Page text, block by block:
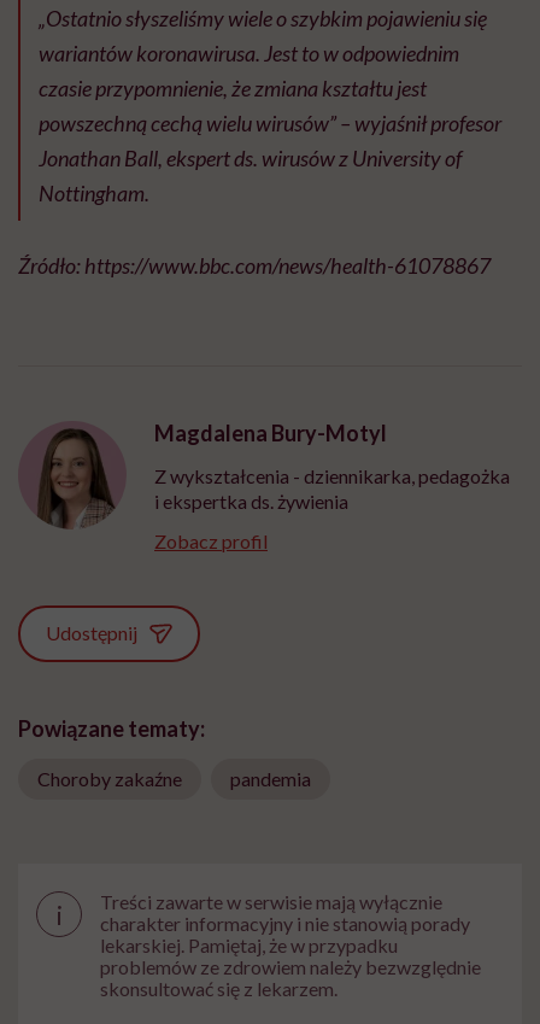
„Ostatnio słyszeliśmy wiele o szybkim pojawieniu się
wariantów koronawirusa. Jest to w odpowiednim
czasie przypomnienie, że zmiana kształtu jest
powszechną cechą wielu wirusów” – wyjaśnił profesor
Jonathan Ball, ekspert ds. wirusów z University of
Nottingham.
Źródło: https://www.bbc.com/news/health-61078867
Magdalena Bury-Motyl
Z wykształcenia - dziennikarka, pedagożka
i ekspertka ds. żywienia
Zobacz profil
Udostępnij
Powiązane tematy:
Choroby zakaźne pandemia
i
Treści zawarte w serwisie mają wyłącznie
charakter informacyjny i nie stanowią porady
lekarskiej. Pamiętaj, że w przypadku
problemów ze zdrowiem należy bezwzględnie
skonsultować się z lekarzem.